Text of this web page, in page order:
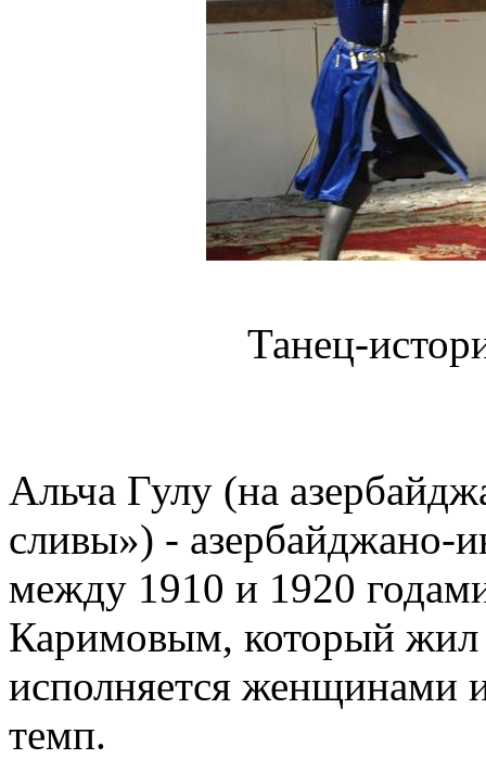
Танец-
Альча Гулу (на
сливы») - азербайджано-
между 1910 и 1920
Каримовым, который жил
исполняется женщинами
темп.